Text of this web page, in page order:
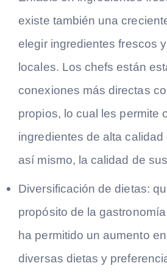
existe también una
elegir ingredientes frescos
locales. Los chefs están
conexiones más directas
propios, lo cual les permite
ingredientes de alta
así mismo, la calidad de
Diversificación de dietas:
propósito de la
ha permitido un aumento
diversas dietas y